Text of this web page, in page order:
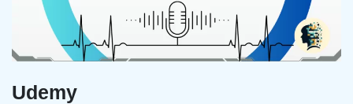
Udemy